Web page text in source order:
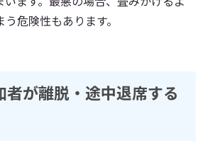
危険性もあります。
者が離脱・途中退席する